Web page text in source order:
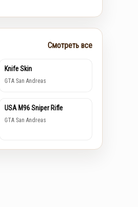
Смотреть все
Knife Skin
GTA San Andreas
USA M96 Sniper Rifle
GTA San Andreas